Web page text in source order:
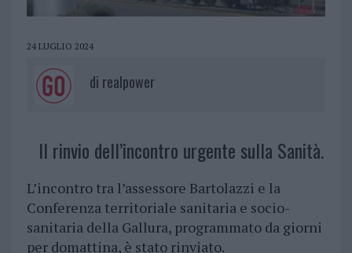
24 LUGLIO 2024
di realpower
Il rinvio dell’incontro urgente sulla Sanità.
L’incontro tra l’assessore Bartolazzi e la
Conferenza territoriale sanitaria e socio-
sanitaria della Gallura, programmato da giorni
per domattina, è stato rinviato.